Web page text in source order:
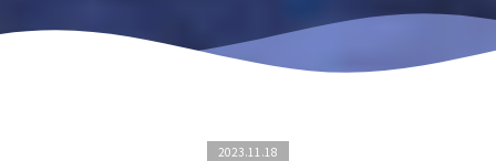
2023.11.18